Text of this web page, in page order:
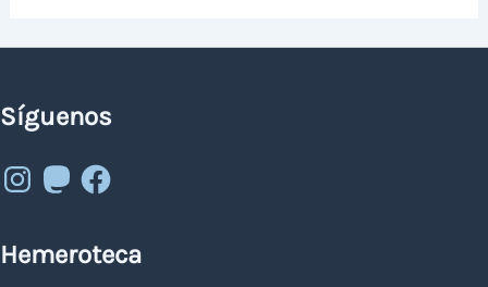
Síguenos
Instagram
MastodonFacebook
Hemeroteca